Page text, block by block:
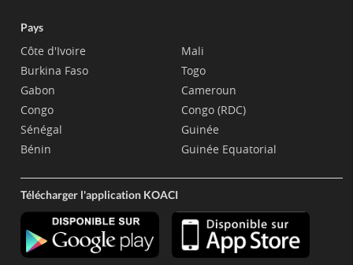
Pays
Côte d'Ivoire
Burkina Faso
Gabon
Congo
Sénégal
Bénin
Mali
Togo
Cameroun
Congo (RDC)
Guinée
Guinée Equatorial
Télécharger l'application KOACI